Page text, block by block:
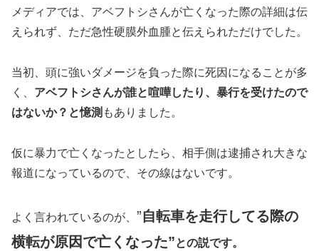
メディアでは、アベフトシさんが亡くなった際の詳細は伝
えられず、ただ急性硬膜外血腫と伝えられただけでした。
当初、頭に強いダメージを負った際に死因になることが多
く、 アベフトシさんが誰と喧嘩したり、暴行を受けたので
はないか？と憶測 もありました。
仮に暴力で亡くなったとしたら、相手側は逮捕され大きな
報道になっているので、その線はないです。
よく言われているのが、 ”自転車を走行してる際の
横転が原因で亡くなった”との説です。